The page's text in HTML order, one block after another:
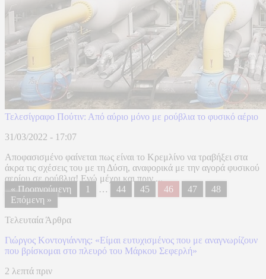
Τελεσίγραφο Πούτιν: Από αύριο μόνο με ρούβλια το φυσικό αέριο
31/03/2022 - 17:07
Αποφασισμένο φαίνεται πως είναι το Κρεμλίνο να τραβήξει στα
άκρα τις σχέσεις του με τη Δύση, αναφορικά με την αγορά φυσικού
αερίου σε ρούβλια! Ενώ μέχρι και πριν ...
« Προηγούμενη
1 … 44 45 46 47
48
Επόμενη »
Τελευταία Άρθρα
Γιώργος Κοντογιάννης: «Είμαι ευτυχισμένος που με αναγνωρίζουν
που βρίσκομαι στο πλευρό του Μάρκου Σεφερλή»
2 λεπτά πριν